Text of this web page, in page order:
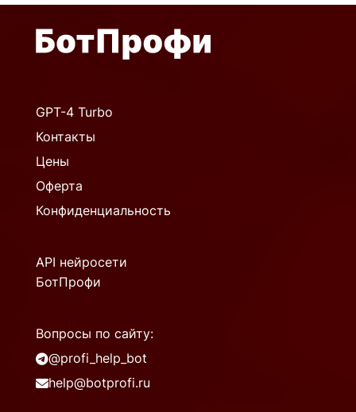
GPT-4 Turbo
Контакты
Цены
Оферта
Конфиденциальность
API нейросети
БотПрофи
Вопросы по сайту:
@profi_help_bot
help@botprofi.ru